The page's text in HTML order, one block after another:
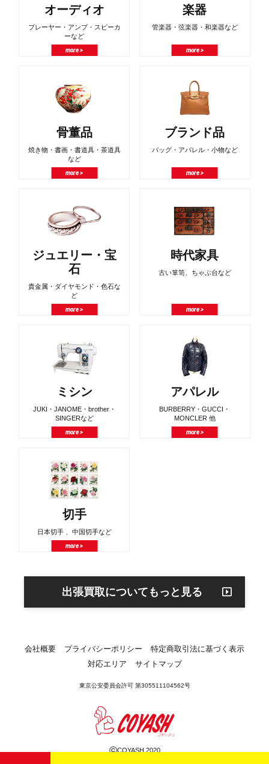
オーディオ
プレーヤー・アンプ・スピーカ
ーなど
more >
楽器
管楽器・弦楽器・和楽器など
more >
骨董品
焼き物・書画・書道具・茶道具
など
more >
ブランド品
バッグ・アパレル・小物など
more >
ジュエリー・宝
石
貴金属・ダイヤモンド・色石な
ど
more >
時代家具
古い箪笥、ちゃぶ台など
more >
ミシン
JUKI・JANOME・brother・
SINGERなど
more >
アパレル
BURBERRY・GUCCI・
MONCLER 他
more >
切手
日本切手 、中国切手など
more >
出張買取についてもっと見る
会社概要 プライバシーポリシー
特定商取引法に基づく表示
対応エリア
サイトマップ
東京公安委員会許可 第305511104562号
©COYASH 2020